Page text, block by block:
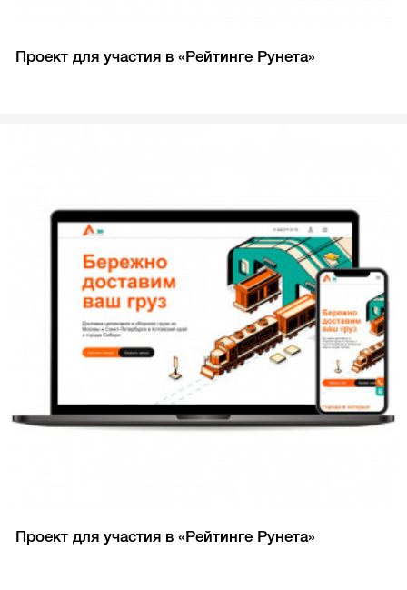
Проект для участия в «Рейтинге Рунета»
Проект для участия в «Рейтинге Рунета»